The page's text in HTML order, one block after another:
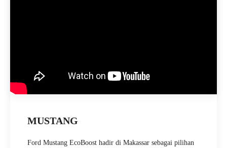
MUSTANG
Ford Mustang EcoBoost hadir di Makassar sebagai pilihan